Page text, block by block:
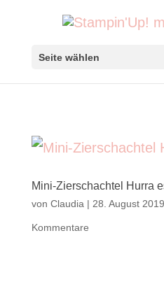
Seite wählen
Mini-Zierschachtel Hurra
von Claudia | 28. August 2019
Kommentare